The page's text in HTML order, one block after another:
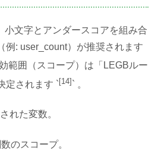
小文字とアンダースコアを組み合
例: user_count）が推奨されます
範囲（スコープ）は「LEGBルー
定されます `[14] ` 。
れた変数。
のスコープ。